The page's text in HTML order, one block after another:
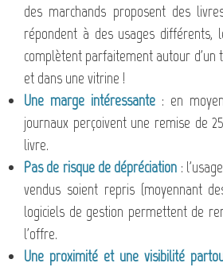
des marchands proposent des
répondent à des usages
complètent parfaitement autour d'un
et dans une vitrine !
Une marge intéressante : en
journaux perçoivent une remise de
livre.
Pas de risque de dépréciation :
vendus soient repris (moyennant
logiciels de gestion permettent de
l'offre.
Une proximité et une visibilité